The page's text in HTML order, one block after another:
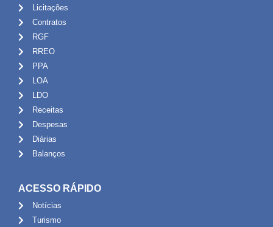
Licitações
Contratos
RGF
RREO
PPA
LOA
LDO
Receitas
Despesas
Diárias
Balanços
ACESSO RÁPIDO
Notícias
Turismo